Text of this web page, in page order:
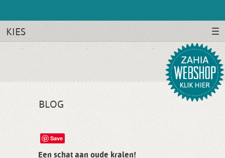
KIES
BLOG
Save
Een schat aan oude kralen!